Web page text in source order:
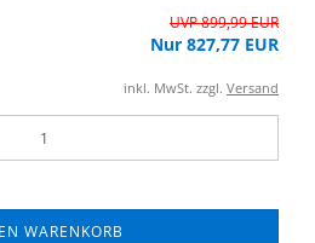
UVP 899,99 EUR
Nur 827,77 EUR
inkl. MwSt. zzgl. Versand
WARENKORB